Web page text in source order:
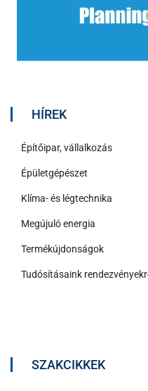
HÍREK
Építőipar, vállalkozás
Épületgépészet
Klíma- és légtechnika
Megújuló energia
Termékújdonságok
Tudósításaink
SZAKCIKKEK